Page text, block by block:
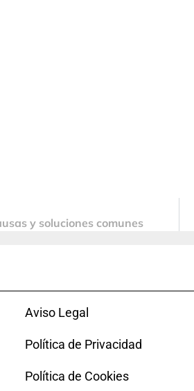
y soluciones comunes
Aviso Legal
Política de Privacidad
Política de Cookies